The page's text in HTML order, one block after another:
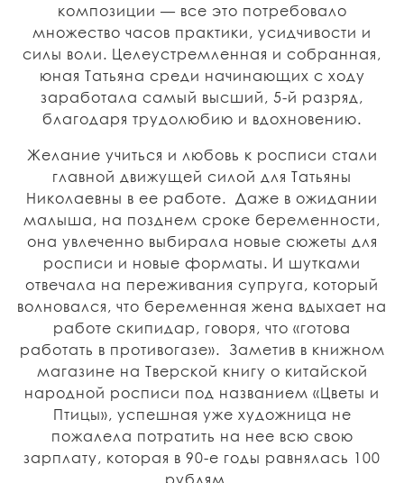
композиции — все это потребовало
множество часов практики, усидчивости и
силы воли. Целеустремленная и собранная,
юная Татьяна среди начинающих с ходу
заработала самый высший, 5-й разряд,
благодаря трудолюбию и вдохновению.
Желание учиться и любовь к росписи стали
главной движущей силой для Татьяны
Николаевны в ее работе. Даже в ожидании
малыша, на позднем сроке беременности,
она увлеченно выбирала новые сюжеты для
росписи и новые форматы. И шутками
отвечала на переживания супруга, который
волновался, что беременная жена вдыхает на
работе скипидар, говоря, что «готова
работать в противогазе». Заметив в книжном
магазине на Тверской книгу о китайской
народной росписи под названием «Цветы и
Птицы», успешная уже художница не
пожалела потратить на нее всю свою
зарплату, которая в 90-е годы равнялась 100
рублям.